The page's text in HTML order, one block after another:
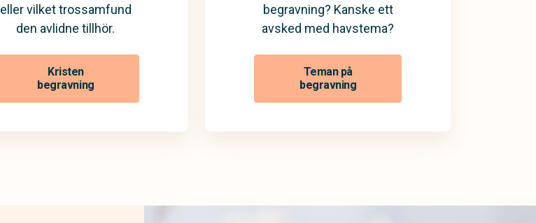
eller vilket trossamfund
den avlidne tillhör.
Kristen
begravning
begravning? Kanske ett
avsked med havstema?
Teman på
begravning